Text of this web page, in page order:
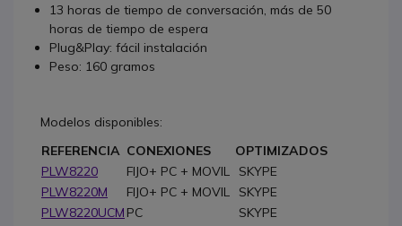
13 horas de tiempo de conversación, más de 50
horas de tiempo de espera
Plug&Play: fácil instalación
Peso: 160 gramos
Modelos disponibles:
REFERENCIA CONEXIONES
OPTIMIZADOS
PLW8220
FIJO+ PC + MOVIL
SKYPE
PLW8220M
FIJO+ PC + MOVIL
SKYPE
PLW8220UCM PC SKYPE